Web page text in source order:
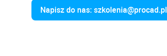
Napisz do nas: szkolenia@procad.pl